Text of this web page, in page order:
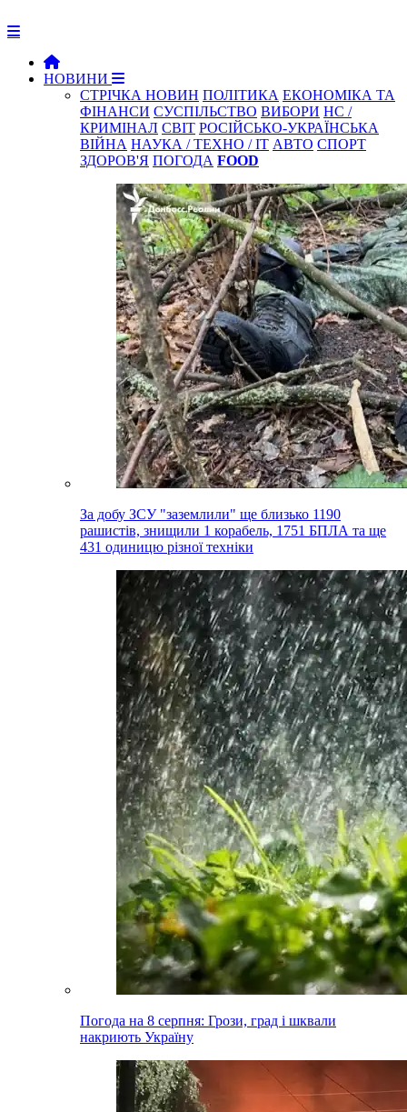
НОВИНИ
СТРІЧКА НОВИН ПОЛІТИКА ЕКОНОМІКА ТА
ФІНАНСИ СУСПІЛЬСТВО ВИБОРИ НС /
КРИМІНАЛ СВІТ РОСІЙСЬКО-УКРАЇНСЬКА
ВІЙНА НАУКА / ТЕХНО / IT АВТО СПОРТ
ЗДОРОВ'Я ПОГОДА FOOD
За добу ЗСУ "заземлили" ще близько 1190
рашистів, знищили 1 корабель, 1751 БПЛА та ще
431 одиницю різної техніки
Погода на 8 серпня: Грози, град і шквали
накриють Україну